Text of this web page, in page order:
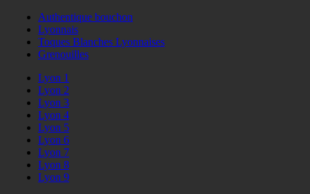
Authentique bouchon
Lyonnais
Toques Blanches Lyonnaises
Grenouilles
Lyon 1
Lyon 2
Lyon 3
Lyon 4
Lyon 5
Lyon 6
Lyon 7
Lyon 8
Lyon 9